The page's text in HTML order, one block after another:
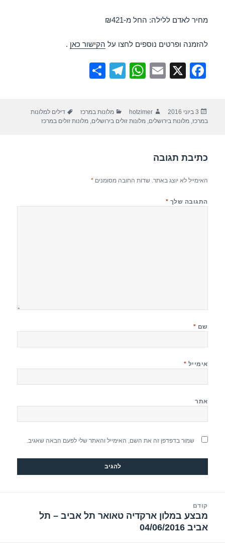
מחיר לאדם ללילה: החל מ-₪421
להזמנה ופרטים נוספים לחצו על הקישור כאן .
F
e
o
k
X
E
W
s
T
gr
e
פורסם
בתאריך
3 ביוני 2016 מחבר
hotzimer קטגוריות
מלונות במרכז תגיות
דילים למלונות
במרכז,מלונות בירושלים,מלונות זולים בירושלים,מלונות זולים במרכז
כתיבת תגובה
האימייל לא יוצג באתר. שדות החובה מסומנים*
התגובה שלך *
שם *
אימייל *
אתר
שמור בדפדפן זה את השם, האימייל והאתר שלי לפעם הבאה שאגיב.
קודם
הפוסט
הקודם:
מבצע במלון ארקדיה טאואר תל אביב – תל
אביב 04/06/2016